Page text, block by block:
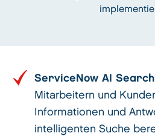
ServiceNow AI Search
Mitarbeitern und
Informationen und
intelligenten Suche